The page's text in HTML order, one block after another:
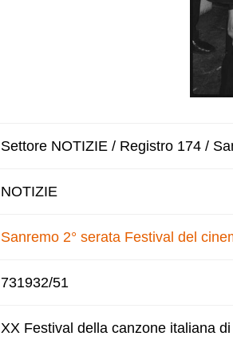
Settore NOTIZIE / Registro 174 /
NOTIZIE
Sanremo 2° serata Festival del
731932/51
XX Festival della canzone italiana